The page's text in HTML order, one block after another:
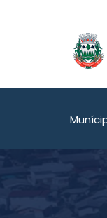
escolar com